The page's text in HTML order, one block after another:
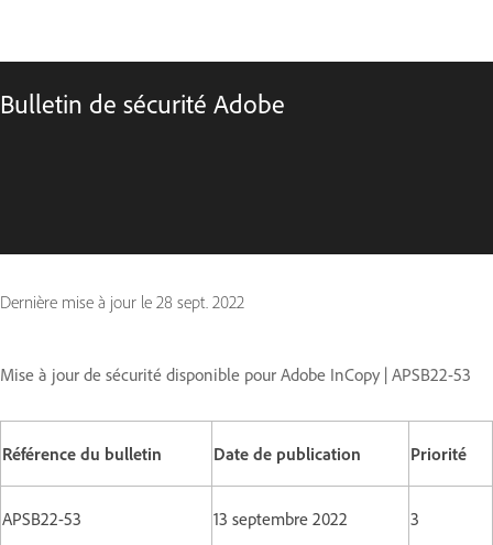
Bulletin de sécurité Adobe
Dernière mise à jour le 28 sept. 2022
Mise à jour de sécurité disponible pour Adobe InCopy | APSB22-53
Référence du bulletin Date de publication Priorité
APSB22-53 13 septembre 2022 3